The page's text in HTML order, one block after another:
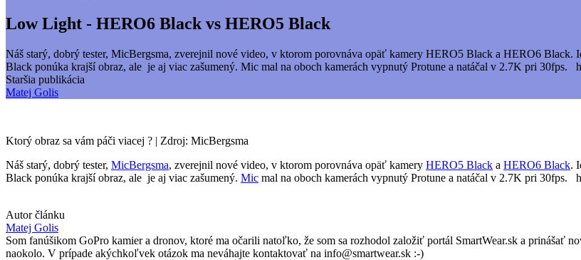
Low Light - HERO6 Black vs HERO5 Black
Náš starý, dobrý tester, MicBergsma, zverejnil nové video, v ktorom porovnáva opäť kamery HERO5 Black a HERO6
Black ponúka krajší obraz, ale je aj viac zašumený. Mic mal na oboch kamerách vypnutý Protune a natáčal v 2.7K pri
Staršia publikácia
Matej Golis
Ktorý obraz sa vám páči viacej ? | Zdroj: MicBergsma
Náš starý, dobrý tester, MicBergsma, zverejnil nové video, v ktorom porovnáva opäť kamery HERO5 Black a HERO6 Black.
Black ponúka krajší obraz, ale je aj viac zašumený. Mic mal na oboch kamerách vypnutý Protune a natáčal v 2.7K pri
Autor článku
Matej Golis
Som fanúšikom GoPro kamier a dronov, ktoré ma očarili natoľko, že som sa rozhodol založiť portál SmartWear.sk a prinášať
naokolo. V prípade akýchkoľvek otázok ma neváhajte kontaktovať na info@smartwear.sk :-)